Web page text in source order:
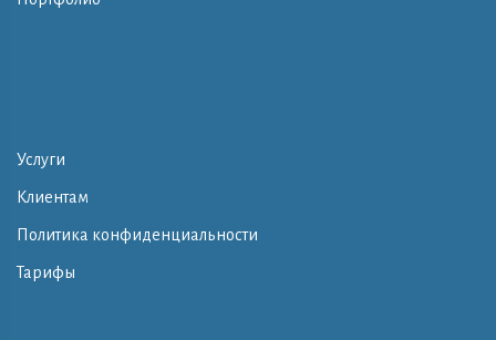
Услуги
Клиентам
Политика конфиденциальности
Тарифы